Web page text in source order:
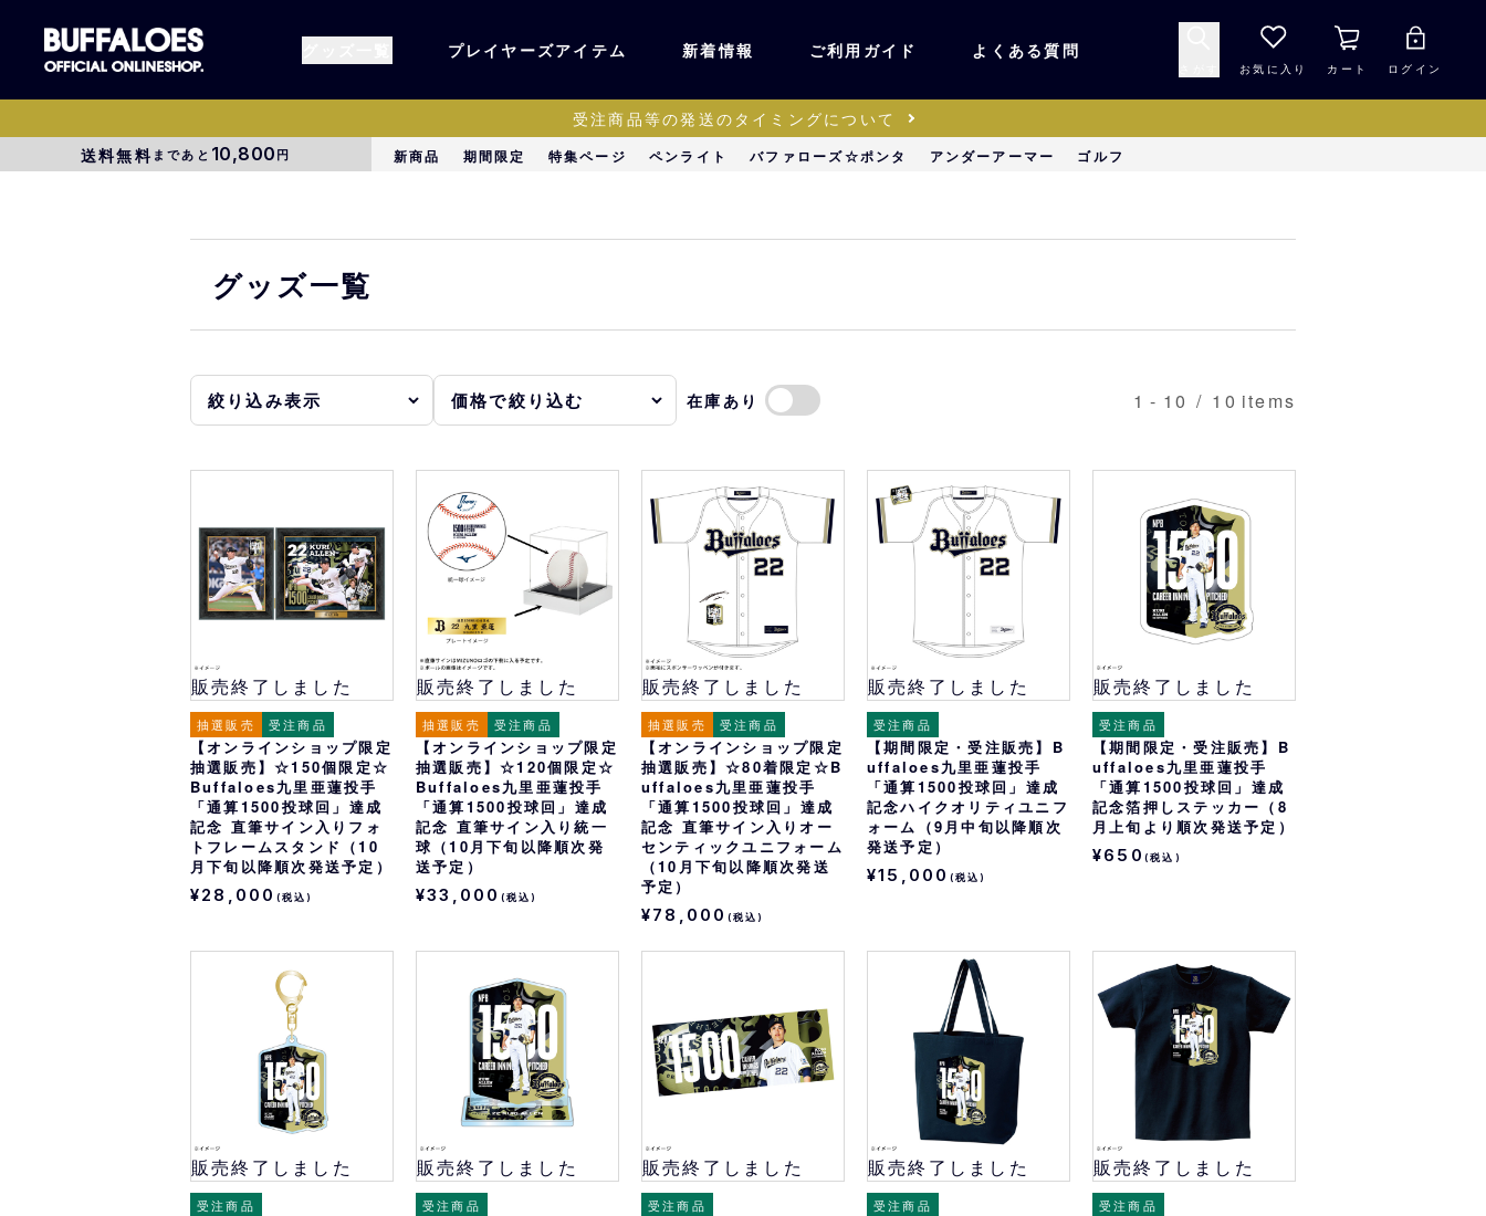
すべてのグッズ オーセンティック
ユニフォーム・ワッ
キャップ・ヘルメッ
タオル各種 アパレル キッズ・ベビー バッグ
マスコット・バファ
コラボグッズ キッチン・食品 スマホ用品
EC限定販売 キーホルダー 1000円未満
オリ達におすすめ オリ姫におすすめ オリっこにおすすめ
プレイヤーズアイテム 新着情報 ご利用ガイド よくある質問
お気に入り カート ログイン
受注商品等の発送のタイミングについて
送料無料まであと 10,800円 新商品 期間限定 特集ページ ペンライト バファローズ☆ポンタ アンダーアーマー ゴルフ
グッズ一覧
在庫あり 1 - 10 / 10 items
販売終了しました
抽選販売 受注商品
【オンラインショップ限定
抽選販売】☆150個限定☆
Buffaloes九里亜蓮投手
「通算1500投球回」達成
記念 直筆サイン入りフォ
トフレームスタンド（10
月下旬以降順次発送予定）
¥28,000 (税込)
販売終了しました
抽選販売 受注商品
【オンラインショップ限定
抽選販売】☆120個限定☆
Buffaloes九里亜蓮投手
「通算1500投球回」達成
記念 直筆サイン入り統一
球（10月下旬以降順次発
送予定）
¥33,000 (税込)
販売終了しました
抽選販売 受注商品
【オンラインショップ限定
抽選販売】☆80着限定☆B
uffaloes九里亜蓮投手
「通算1500投球回」達成
記念 直筆サイン入りオー
センティックユニフォーム
（10月下旬以降順次発送
予定）
¥78,000 (税込)
販売終了しました
受注商品
【期間限定・受注販売】B
uffaloes九里亜蓮投手
「通算1500投球回」達成
記念ハイクオリティユニフ
ォーム（9月中旬以降順次
発送予定）
¥15,000 (税込)
販売終了しました
受注商品
【期間限定・受注販売】B
uffaloes九里亜蓮投手
「通算1500投球回」達成
記念箔押しステッカー（8
月上旬より順次発送予定）
¥650 (税込)
販売終了しました
受注商品
販売終了しました
受注商品
販売終了しました
受注商品
販売終了しました
受注商品
販売終了しました
受注商品